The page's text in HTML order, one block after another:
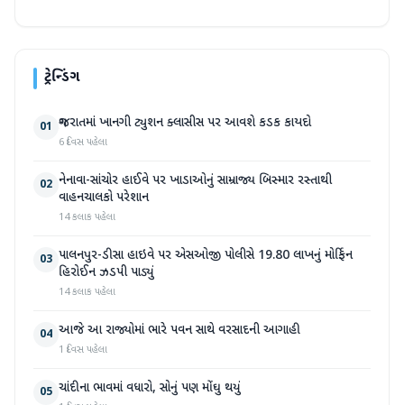
ટ્રેન્ડિંગ
01 ગુજરાતમાં ખાનગી ટ્યુશન ક્લાસીસ પર આવશે કડક કાયદો
6 દિવસ પહેલા
02 નેનાવા-સાંચોર હાઈવે પર ખાડાઓનું સામ્રાજ્ય બિસ્માર રસ્તાથી
વાહનચાલકો પરેશાન
14 કલાક પહેલા
03 પાલનપુર-ડીસા હાઇવે પર એસઓજી પોલીસે 19.80 લાખનું મોર્ફિન
હિરોઈન ઝડપી પાડ્યું
14 કલાક પહેલા
04 આજે આ રાજ્યોમાં ભારે પવન સાથે વરસાદની આગાહી
1 દિવસ પહેલા
05 ચાંદીના ભાવમાં વધારો, સોનું પણ મોંઘુ થયું